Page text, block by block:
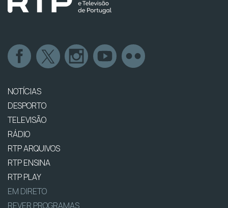
NOTÍCIAS
DESPORTO
TELEVISÃO
RÁDIO
RTP ARQUIVOS
RTP ENSINA
RTP PLAY
EM DIRETO
REVER PROGRAMAS